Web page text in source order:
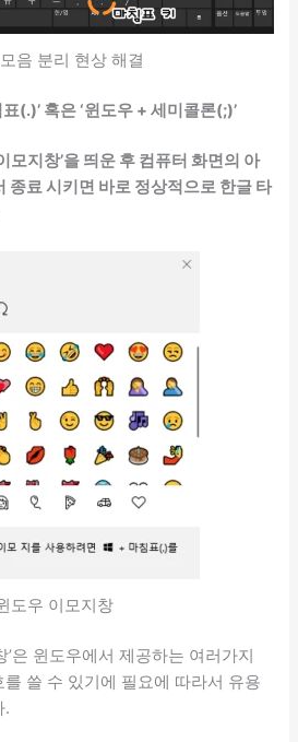
음 분리 현상 해결
(.)’ 혹은 ‘윈도우 + 세미콜론(;)’
모지창’을 띄운 후 컴퓨터 화면의 아
종료 시키면 바로 정상적으로 한글 타
도우 이모지창
’은 윈도우에서 제공하는 여러가지
쓸 수 있기에 필요에 따라서 유용
.